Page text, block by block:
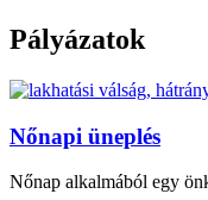
Pályázatok
Nőnapi üneplés
Nőnap alkalmából egy